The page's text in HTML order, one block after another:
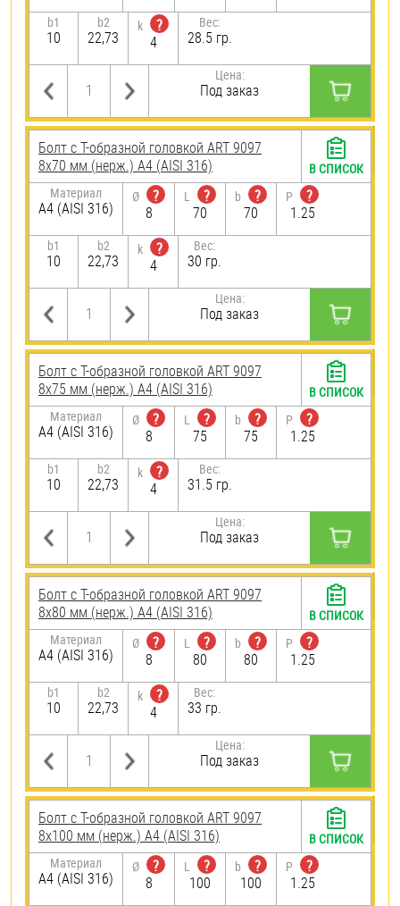
b1
10
b2
22,73
k
?
4
Вес:
28.5 гр.
Цена:
Под заказ
Болт с Т-образной головкой ART 9097
8х70 мм (нерж.) A4 (AISI 316)
Материал
A4 (AISI 316)
Ø
?
8
L
?
70
b
?
70
P
?
1.25
b1
10
b2
22,73
k
?
4
Вес:
30 гр.
Цена:
Под заказ
В СПИСОК
Болт с Т-образной головкой ART 9097
8х75 мм (нерж.) A4 (AISI 316)
Материал
A4 (AISI 316)
Ø
?
8
L
?
75
b
?
75
P
?
1.25
b1
10
b2
22,73
k
?
4
Вес:
31.5 гр.
Цена:
Под заказ
В СПИСОК
Болт с Т-образной головкой ART 9097
8х80 мм (нерж.) A4 (AISI 316)
Материал
A4 (AISI 316)
Ø
?
8
L
?
80
b
?
80
P
?
1.25
b1
10
b2
22,73
k
?
4
Вес:
33 гр.
Цена:
Под заказ
В СПИСОК
Болт с Т-образной головкой ART 9097
8х100 мм (нерж.) A4 (AISI 316)
Материал
A4 (AISI 316)
Ø
?
8
L
?
100
b
?
100
P
?
1.25
В СПИСОК